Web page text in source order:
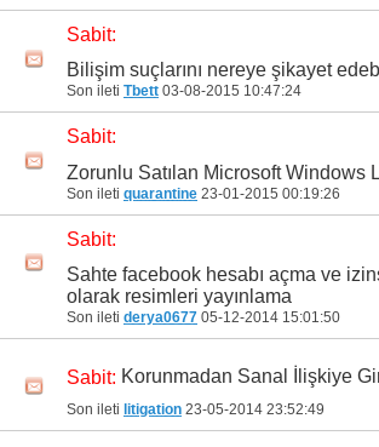
Sabit:
Bilişim suçlarını nereye şikayet
Son ileti Tbett 03-08-2015 10:47:24
Sabit:
Zorunlu Satılan Microsoft Windows
Son ileti quarantine 23-01-2015 00:19:26
Sabit:
Sahte facebook hesabı açma ve
olarak resimleri yayınlama
Son ileti derya0677 05-12-2014 15:01:50
Sabit: Korunmadan Sanal İlişkiye
Son ileti litigation 23-05-2014 23:52:49